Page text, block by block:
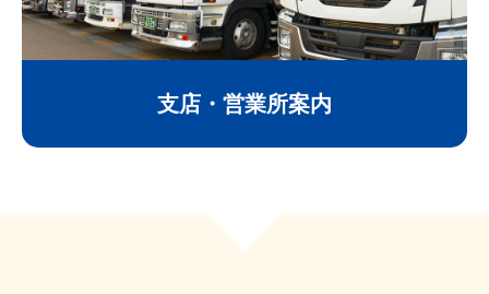
支店・営業所案内